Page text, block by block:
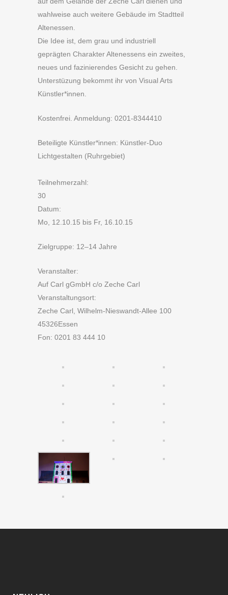
wahlweise auch weitere Gebäude im Stadtteil
Altenessen.
Die Idee ist, dem grau und industriell
geprägten Charakter Altenessens ein zweites,
neues und fazinierendes Gesicht zu gehen.
Unterstüzung bekommt ihr von Visual Arts
Künstler*innen.
Kostenfrei. Anmeldung: 0201-8344410
Beteiligte Künstler*innen: Künstler-Duo
Lichtgestalten (Ruhrgebiet)
Teilnehmerzahl:
30
Datum:
Mo, 12.10.15 bis Fr, 16.10.15
Zielgruppe: 12–14 Jahre
Veranstalter:
Auf Carl gGmbH c/o Zeche Carl
Veranstaltungsort:
Zeche Carl, Wilhelm-Nieswandt-Allee 100
45326Essen
Fon: 0201 83 444 10